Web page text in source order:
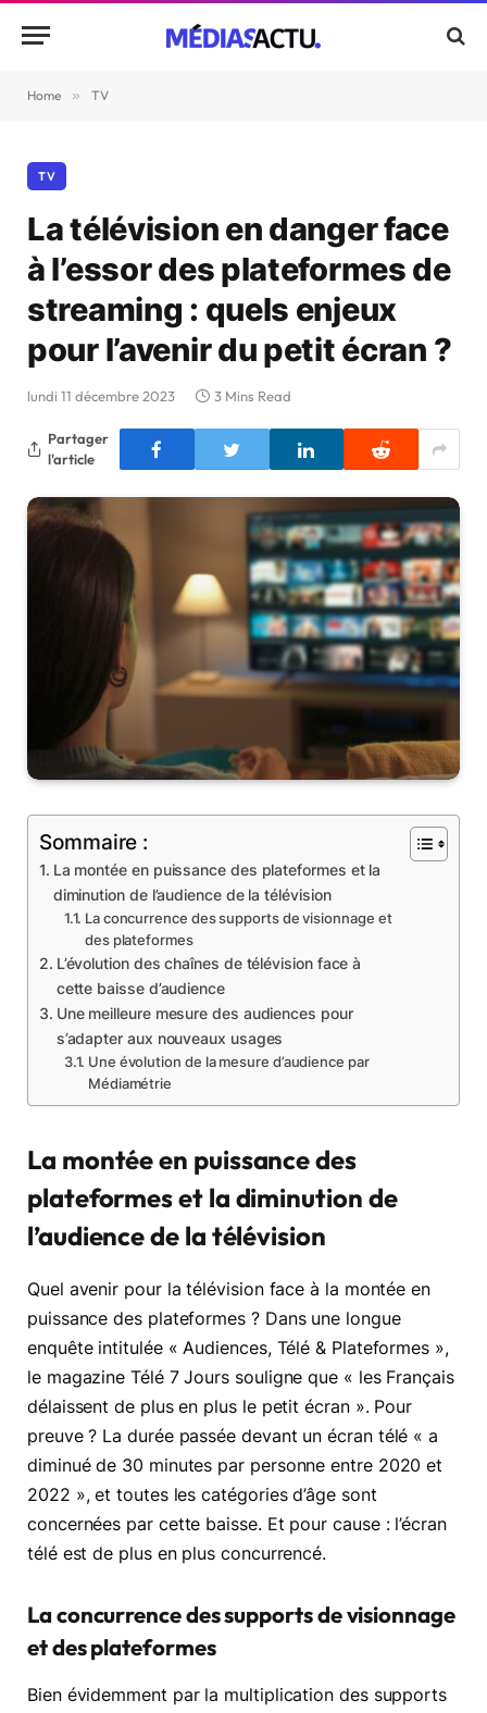
Home » TV
TV
La télévision en danger face
à l’essor des plateformes de
streaming : quels enjeux
pour l’avenir du petit écran ?
lundi 11 décembre 2023 3 Mins Read
Partager
l'article
Sommaire :
La montée en puissance des plateformes et la
diminution de l’audience de la télévision
La concurrence des supports de visionnage et
des plateformes
L’évolution des chaînes de télévision face à
cette baisse d’audience
Une meilleure mesure des audiences pour
s’adapter aux nouveaux usages
Une évolution de la mesure d’audience par
Médiamétrie
La montée en puissance des
plateformes et la diminution de
l’audience de la télévision
Quel avenir pour la télévision face à la montée en
puissance des plateformes ? Dans une longue
enquête intitulée « Audiences, Télé & Plateformes »,
le magazine Télé 7 Jours souligne que « les Français
délaissent de plus en plus le petit écran ». Pour
preuve ? La durée passée devant un écran télé « a
diminué de 30 minutes par personne entre 2020 et
2022 », et toutes les catégories d’âge sont
concernées par cette baisse. Et pour cause : l’écran
télé est de plus en plus concurrencé.
La concurrence des supports de visionnage
et des plateformes
Bien évidemment par la multiplication des supports